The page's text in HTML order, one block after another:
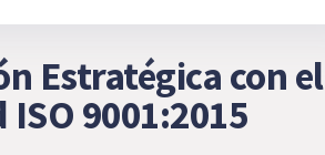
Estratégica con el
9001:2015